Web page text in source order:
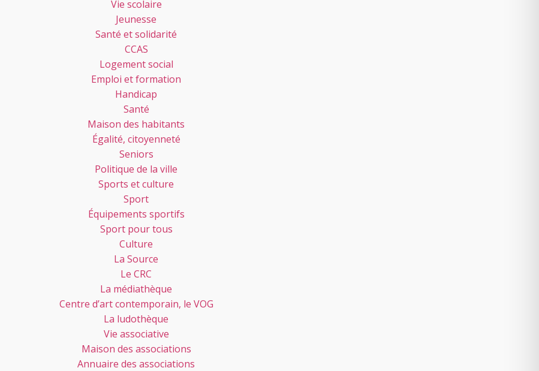
Vie scolaire
Jeunesse
Santé et solidarité
CCAS
Logement social
Emploi et formation
Handicap
Santé
Maison des habitants
Égalité, citoyenneté
Seniors
Politique de la ville
Sports et culture
Sport
Équipements sportifs
Sport pour tous
Culture
La Source
Le CRC
La médiathèque
Centre d’art contemporain, le VOG
La ludothèque
Vie associative
Maison des associations
Annuaire des associations